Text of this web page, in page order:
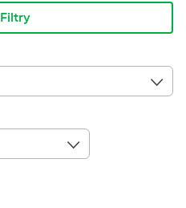
Filtry